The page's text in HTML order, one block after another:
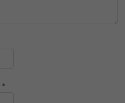
*